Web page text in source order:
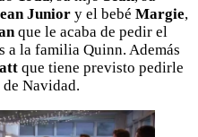
Junior y el bebé Margie,
que le acaba de pedir el
a la familia Quinn. Además
que tiene previsto pedirle
Navidad.